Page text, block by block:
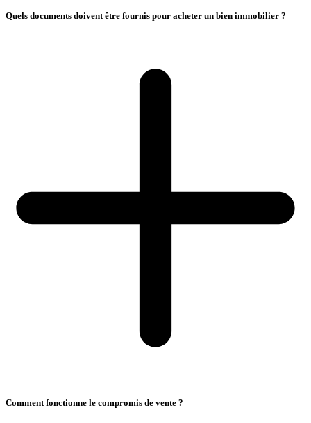
Quels documents doivent être fournis pour acheter un bien immobilier ?
Comment fonctionne le compromis de vente ?